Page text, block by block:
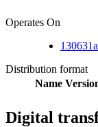
Operates On
Distribution format
Name
Digital